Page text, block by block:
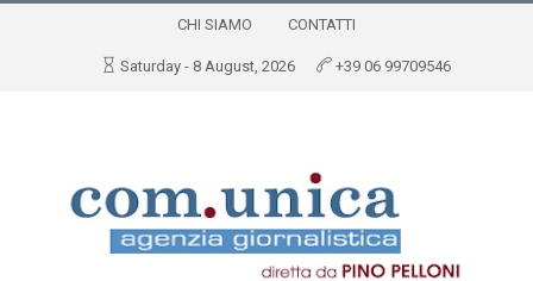
CHI SIAMO CONTATTI
Saturday - 8 August, 2026 +39 06 99709546